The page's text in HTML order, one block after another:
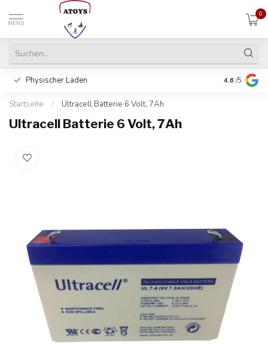
MENU
0
Physischer Laden In 3 Raten
4.6 /5
Startseite / Ultracell Batterie 6 Volt, 7Ah
Ultracell Batterie 6 Volt, 7Ah